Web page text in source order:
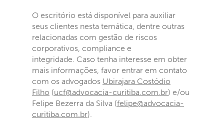
O escritório está disponível para auxiliar
seus clientes nesta temática, dentre outras
relacionadas com gestão de riscos
corporativos, compliance e
integridade. Caso tenha interesse em obter
mais informações, favor entrar em contato
com os advogados Ubirajara Costódio
Filho (ucf@advocacia-curitiba.com.br) e/ou
Felipe Bezerra da Silva (felipe@advocacia-
curitiba.com.br).